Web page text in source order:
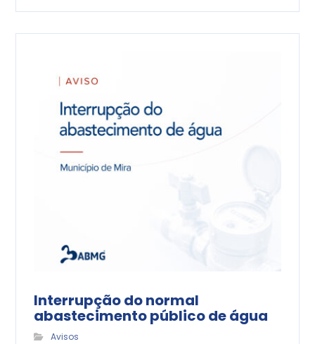
Interrupção do normal
abastecimento público de água
Avisos